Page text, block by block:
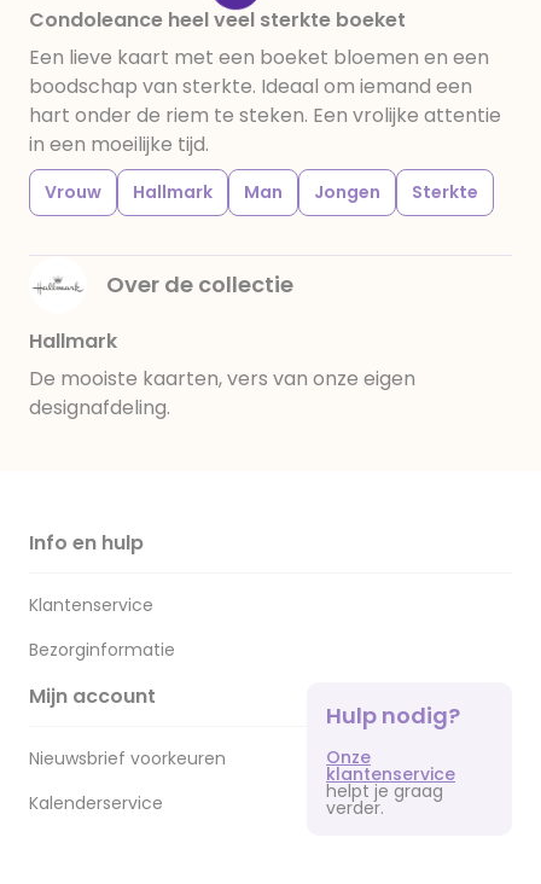
E433, kleurstoffen: E102, E110, E122: kan de activiteit en
concentratie van kinderen negatief be√Ønvloeden,
E133, E151. Chocolade bevat ten minste 34%
cacaobestanddelen. Kan sporen van gluten
bevatten. Koel en droog bewaren.
Condoleance heel veel sterkte boeket
Een lieve kaart met een boeket bloemen en een
boodschap van sterkte. Ideaal om iemand een
hart onder de riem te steken. Een vrolijke attentie
in een moeilijke tijd.
Vrouw Hallmark Man Jongen Sterkte
Over de collectie
Hallmark
De mooiste kaarten, vers van onze eigen
designafdeling.
Info en hulp
Klantenservice
Bezorginformatie
Mijn account
Nieuwsbrief voorkeuren
Kalenderservice
Hulp nodig?
Onze
klantenservice
helpt je graag
verder.